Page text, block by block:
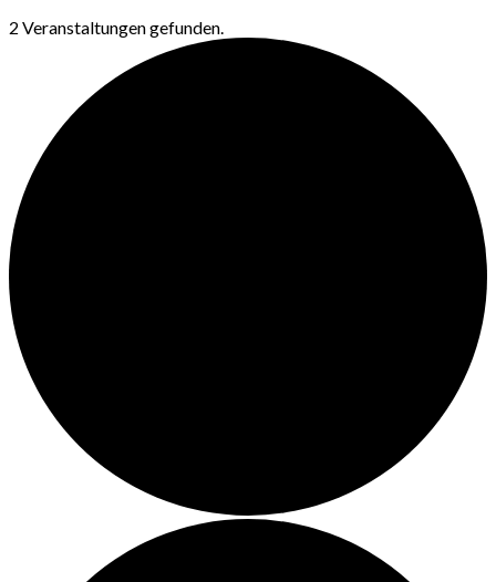
2 Veranstaltungen gefunden.